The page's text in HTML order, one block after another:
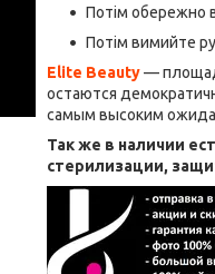
Потім обережно
Потім вимийте
Elite Beauty—
остаются
самым высоким
Так же в наличии
стерилизации,